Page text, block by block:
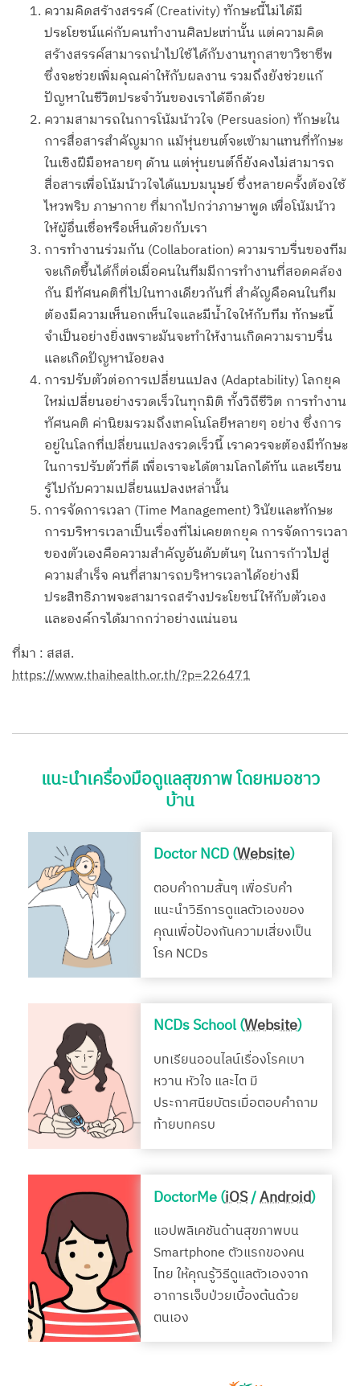
ความคิดสร้างสรรค์ (Creativity) ทักษะนี้ไม่ได้มี
ประโยชน์แค่กับคนทำงานศิลปะเท่านั้น แต่ความคิด
สร้างสรรค์สามารถนำไปใช้ได้กับงานทุกสาขาวิชาชีพ
ซึ่งจะช่วยเพิ่มคุณค่าให้กับผลงาน รวมถึงยังช่วยแก้
ปัญหาในชีวิตประจำวันของเราได้อีกด้วย
ความสามารถในการโน้มน้าวใจ (Persuasion) ทักษะใน
การสื่อสารสำคัญมาก แม้หุ่นยนต์จะเข้ามาแทนที่ทักษะ
ในเชิงฝีมือหลายๆ ด้าน แต่หุ่นยนต์ก็ยังคงไม่สามารถ
สื่อสารเพื่อโน้มน้าวใจได้แบบมนุษย์ ซึ่งหลายครั้งต้องใช้
ไหวพริบ ภาษากาย ที่มากไปกว่าภาษาพูด เพื่อโน้มน้าว
ให้ผู้อื่นเชื่อหรือเห็นด้วยกับเรา
การทำงานร่วมกัน (Collaboration) ความราบรื่นของทีม
จะเกิดขึ้นได้ก็ต่อเมื่อคนในทีมมีการทำงานที่สอดคล้อง
กัน มีทัศนคติที่ไปในทางเดียวกันที่ สำคัญคือคนในทีม
ต้องมีความเห็นอกเห็นใจและมีน้ำใจให้กับทีม ทักษะนี้
จำเป็นอย่างยิ่งเพราะมันจะทำให้งานเกิดความราบรื่น
และเกิดปัญหาน้อยลง
การปรับตัวต่อการเปลี่ยนแปลง (Adaptability) โลกยุค
ใหม่เปลี่ยนอย่างรวดเร็วในทุกมิติ ทั้งวิถีชีวิต การทำงาน
ทัศนคติ ค่านิยมรวมถึงเทคโนโลยีหลายๆ อย่าง ซึ่งการ
อยู่ในโลกที่เปลี่ยนแปลงรวดเร็วนี้ เราควรจะต้องมีทักษะ
ในการปรับตัวที่ดี เพื่อเราจะได้ตามโลกได้ทัน และเรียน
รู้ไปกับความเปลี่ยนแปลงเหล่านั้น
การจัดการเวลา (Time Management) วินัยและทักษะ
การบริหารเวลาเป็นเรื่องที่ไม่เคยตกยุค การจัดการเวลา
ของตัวเองคือความสำคัญอันดับต้นๆ ในการก้าวไปสู่
ความสำเร็จ คนที่สามารถบริหารเวลาได้อย่างมี
ประสิทธิภาพจะสามารถสร้างประโยชน์ให้กับตัวเอง
และองค์กรได้มากกว่าอย่างแน่นอน
ที่มา : สสส.
https://www.thaihealth.or.th/?p=226471
แนะนำเครื่องมือดูแลสุขภาพ โดยหมอชาว
บ้าน
Doctor NCD (Website)
ตอบคำถามสั้นๆ เพื่อรับคำ
แนะนำวิธีการดูแลตัวเองของ
คุณเพื่อป้องกันความเสี่ยงเป็น
โรค NCDs
NCDs School (Website)
บทเรียนออนไลน์เรื่องโรคเบา
หวาน หัวใจ และไต มี
ประกาศนียบัตรเมื่อตอบคำถาม
ท้ายบทครบ
DoctorMe (iOS/Android)
แอปพลิเคชันด้านสุขภาพบน
Smartphone ตัวแรกของคน
ไทย ให้คุณรู้วิธีดูแลตัวเองจาก
อาการเจ็บป่วยเบื้องต้นด้วย
ตนเอง